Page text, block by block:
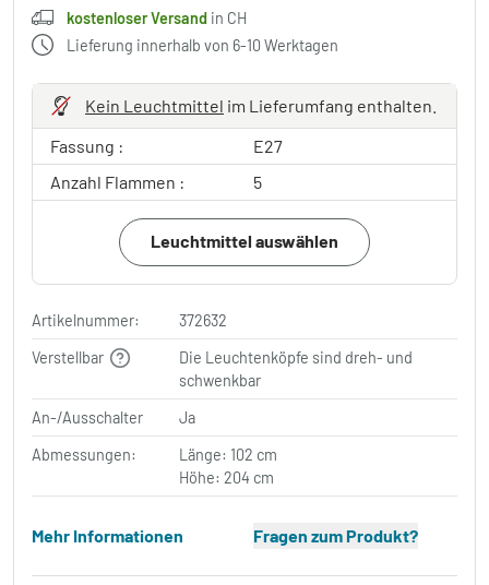
kostenloser Versand in CH
Lieferung innerhalb von 6-10 Werktagen
Kein Leuchtmittel im Lieferumfang enthalten.
Fassung :
E27
Anzahl Flammen :
5
Leuchtmittel auswählen
Artikelnummer:
372632
Verstellbar
Die Leuchtenköpfe sind dreh- und
schwenkbar
An-/Ausschalter
Ja
Abmessungen:
Länge: 102 cm
Höhe: 204 cm
Mehr Informationen Fragen zum Produkt?